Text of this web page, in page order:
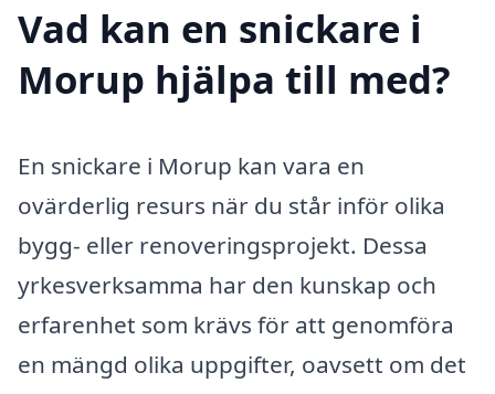
Vad kan en snickare i
Morup hjälpa till med?
En snickare i Morup kan vara en
ovärderlig resurs när du står inför olika
bygg- eller renoveringsprojekt. Dessa
yrkesverksamma har den kunskap och
erfarenhet som krävs för att genomföra
en mängd olika uppgifter, oavsett om det